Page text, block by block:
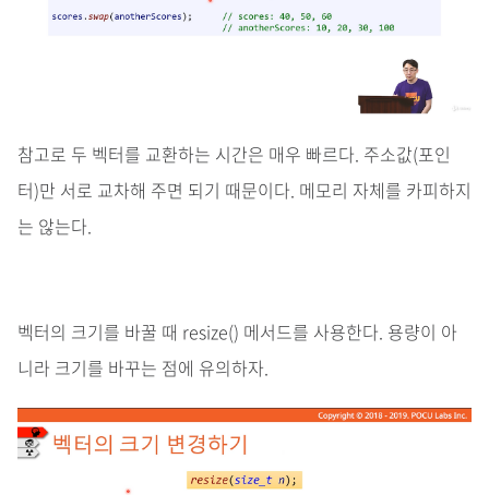
참고로 두 벡터를 교환하는 시간은 매우 빠르다. 주소값(포인
터)만 서로 교차해 주면 되기 때문이다. 메모리 자체를 카피하지
는 않는다.
벡터의 크기를 바꿀 때 resize() 메서드를 사용한다. 용량이 아
니라 크기를 바꾸는 점에 유의하자.